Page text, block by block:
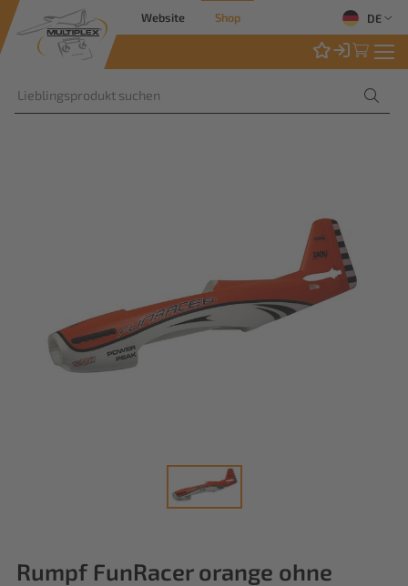
Website Shop DE
Rumpf FunRacer orange ohne